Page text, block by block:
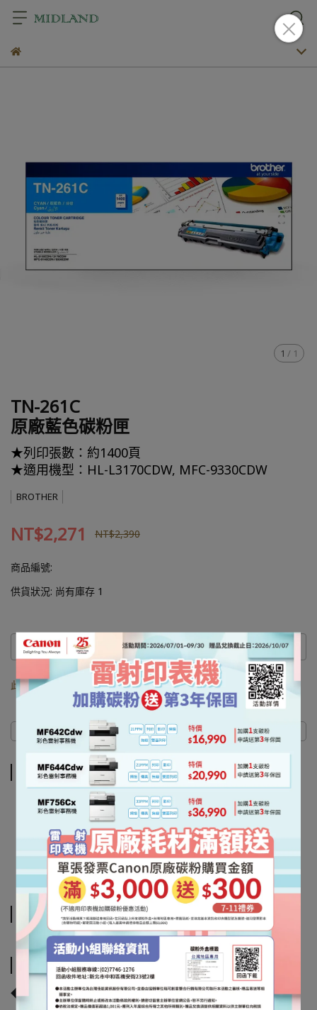
1 / 1
TN-261C
原廠藍色碳粉匣
★列印張數：約1400頁
★適用機型：HL-L3170CDW, MFC-9330CDW
BROTHER
NT$2,271 NT$2,390
商品編號:
供貨狀況: 尚有庫存 1
此商品 「 最高 」可以折抵紅利0點 (約等於NT$0
商品介紹 規格說明 運送方式
商品介紹
#TN-261C#261#TN-265#265#DR-261CL#滾筒#HL-
L3170CDW#3170
#MFC-9330CDW#9330#brother#兄弟#碳粉#耗材#複合機#印
表機#彩色雷射
規格說明
運送方式
◆宅配到府◆